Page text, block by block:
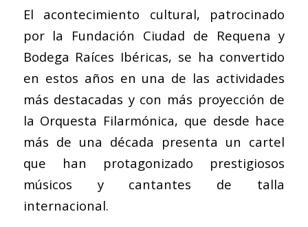
El acontecimiento cultural, patrocinado
por la Fundación Ciudad de Requena y
Bodega Raíces Ibéricas, se ha convertido
en estos años en una de las actividades
más destacadas y con más proyección de
la Orquesta Filarmónica, que desde hace
más de una década presenta un cartel
que han protagonizado prestigiosos
músicos y cantantes de talla
internacional.